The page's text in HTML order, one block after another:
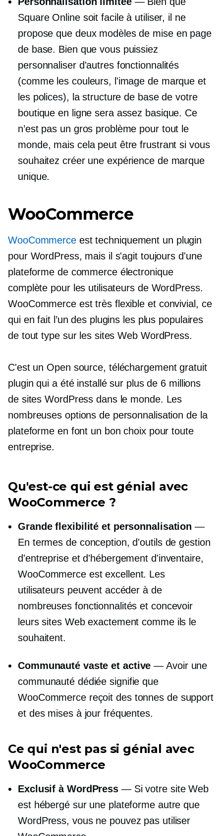
Square Online soit facile à utiliser, il ne
propose que deux modèles de mise en page
de base. Bien que vous puissiez
personnaliser d'autres fonctionnalités
(comme les couleurs, l'image de marque et
les polices), la structure de base de votre
boutique en ligne sera assez basique. Ce
n’est pas un gros problème pour tout le
monde, mais cela peut être frustrant si vous
souhaitez créer une expérience de marque
unique.
WooCommerce
WooCommerceest techniquement un plugin
pour WordPress, mais il s'agit toujours d'une
plateforme de commerce électronique
complète pour les utilisateurs de WordPress.
WooCommerce est très flexible et convivial, ce
qui en fait l’un des plugins les plus populaires
de tout type sur les sites Web WordPress.
C'est un Open source, téléchargement gratuit
plugin qui a été installé sur plus de 6 millions
de sites WordPress dans le monde. Les
nombreuses options de personnalisation de la
plateforme en font un bon choix pour toute
entreprise.
Qu'est-ce qui est génial avec
WooCommerce ?
Grande flexibilité et personnalisation —
En termes de conception, d'outils de gestion
d'entreprise et d'hébergement d'inventaire,
WooCommerce est excellent. Les
utilisateurs peuvent accéder à de
nombreuses fonctionnalités et concevoir
leurs sites Web exactement comme ils le
souhaitent.
Communauté vaste et active — Avoir une
communauté dédiée signifie que
WooCommerce reçoit des tonnes de support
et des mises à jour fréquentes.
Ce qui n'est pas si génial avec
WooCommerce
Exclusif à WordPress — Si votre site Web
est hébergé sur une plateforme autre que
WordPress, vous ne pouvez pas utiliser